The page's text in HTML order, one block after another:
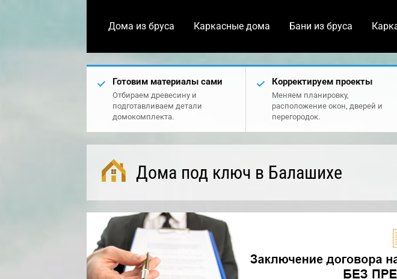
Дома из бруса Каркасные дома Бани из бруса
Готовим материалы сами
Отбираем древесину и
подготавливаем детали
домокомплекта.
Корректируем проекты
Меняем планировку,
расположение окон, дверей и
перегородок.
Дома под ключ в Балашихе